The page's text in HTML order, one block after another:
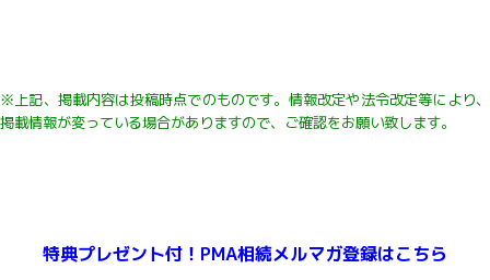
※上記、掲載内容は投稿時点でのものです。 情報改定や法令改定等により、
掲載情報が変っている場合がありますので、ご確認をお願い致します。
特典プレゼント付！ PMA相続メルマガ登録はこちら